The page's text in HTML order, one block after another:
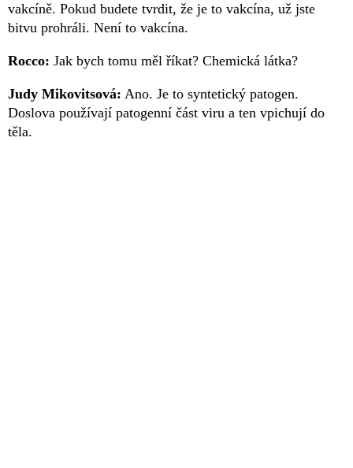
vakcíně. Pokud budete tvrdit, že je to vakcína, už jste
bitvu prohráli. Není to vakcína.
Rocco: Jak bych tomu měl říkat? Chemická látka?
Judy Mikovitsová: Ano. Je to syntetický patogen.
Doslova používají patogenní část viru a ten vpichují do
těla.